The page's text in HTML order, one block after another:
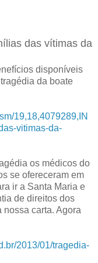
das vítimas da
disponíveis
da boate
19,18,4079289,IN
vitimas-da-
os médicos do
se ofereceram em
ir a Santa Maria e
de direitos dos
carta. Agora
2013/01/tragedia-